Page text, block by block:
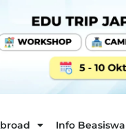
Info Beasiswa